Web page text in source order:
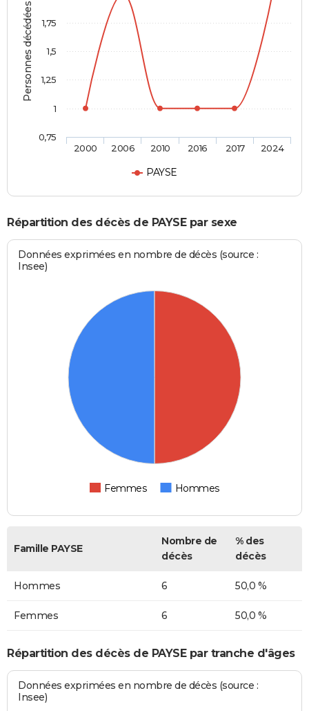
Personnes décédées
PAYSE
2000 2006 2010 2016 2017 2024
0,75
1
1,25
1,5
1,75
Répartition des décès de PAYSE par sexe
Données exprimées en nombre de décès (source :
Insee)
Femmes Hommes
Famille PAYSE
Nombre de
décès
% des
décès
Hommes 6 50,0 %
Femmes 6 50,0 %
Répartition des décès de PAYSE par tranche d'âges
Données exprimées en nombre de décès (source :
Insee)